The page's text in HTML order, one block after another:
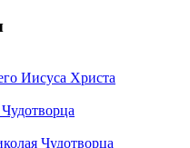
Иисуса Христа
Чудотворца